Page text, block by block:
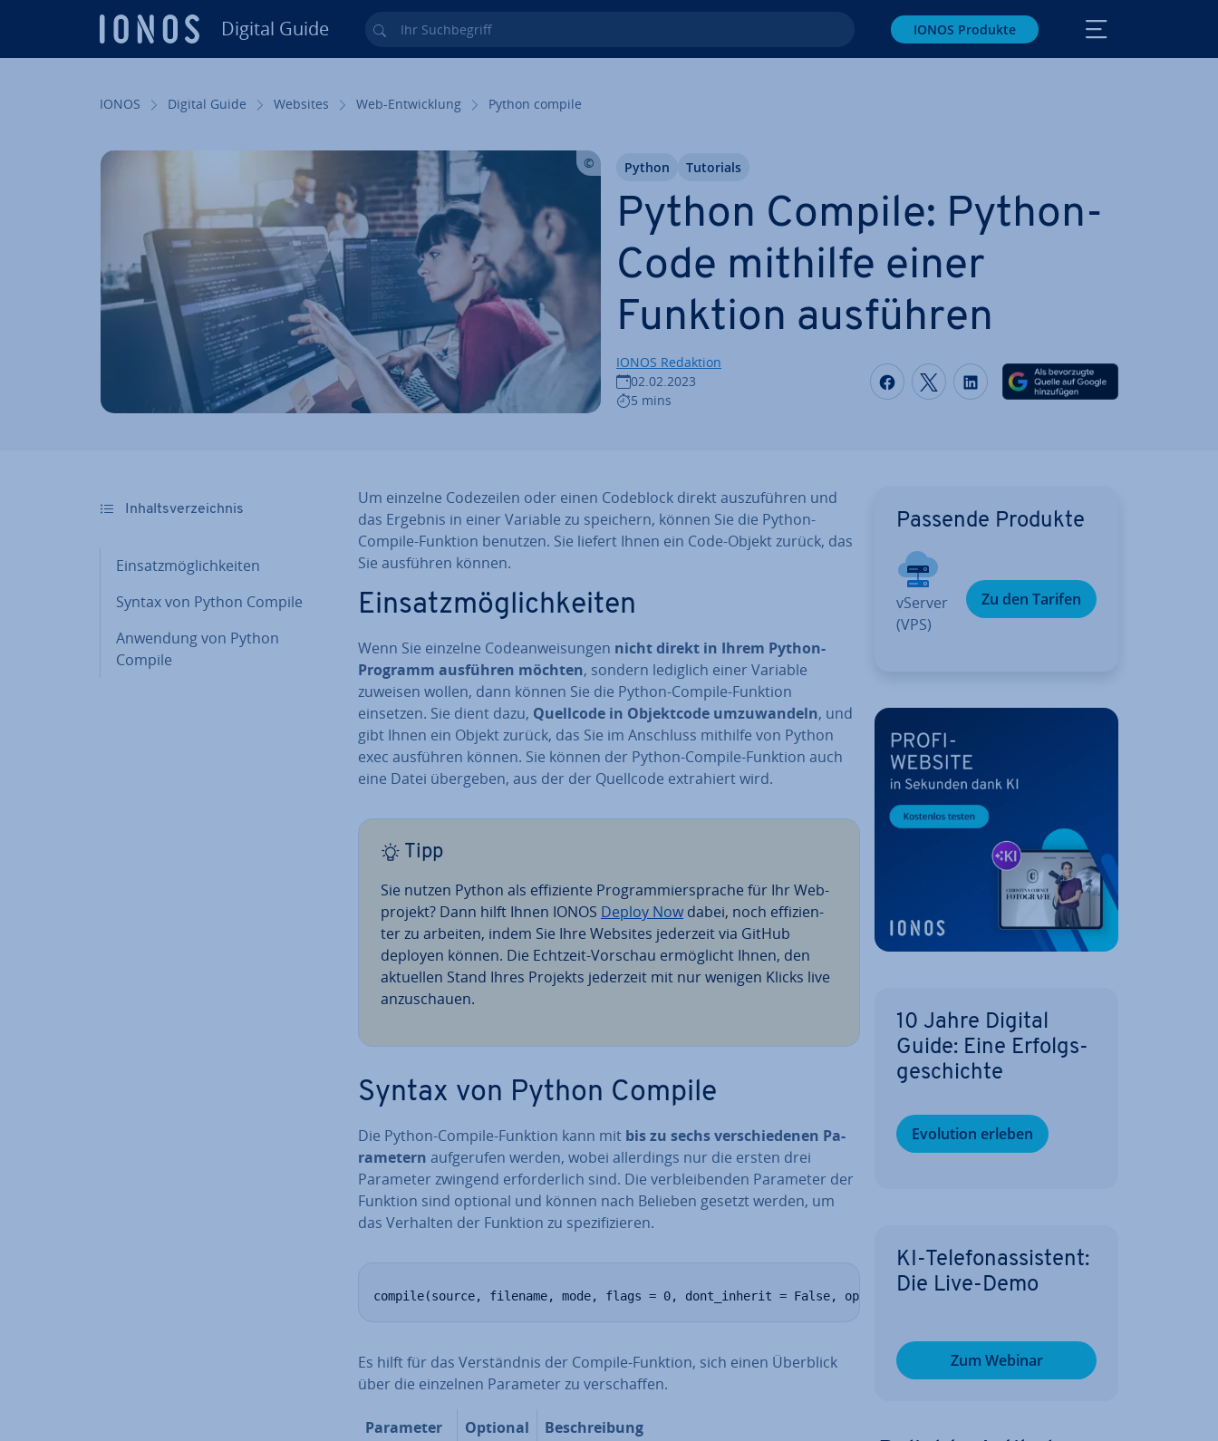
Digital Guide Ihr Such­be­griff IONOS Produkte
IONOS Digital Guide Websites Web-Ent­wick­lung Python compile
Python Compile: Python-
Code mithilfe einer
Funktion ausführen
IONOS Redaktion
02.02.2023
5 mins
Auf Facebook teilen
Auf Twitter teilen
Auf LinkedIn teilen
Python Tutorials
In­halts­ver­zeich­nis
Ein­satz­mög­lich­kei­ten
Syntax von Python Compile
Anwendung von Python
Compile
Um einzelne Code­zei­len oder einen Codeblock direkt aus­zu­füh­ren und
das Ergebnis in einer Variable zu speichern, können Sie die Python-
Compile-Funktion benutzen. Sie liefert Ihnen ein Code-Objekt zurück, das
Sie ausführen können.
Ein­satz­mög­lich­kei­ten
Wenn Sie einzelne Code­an­wei­sun­gen nicht direkt in Ihrem Python-
Programm ausführen möchten, sondern lediglich einer Variable
zuweisen wollen, dann können Sie die Python-Compile-Funktion
einsetzen. Sie dient dazu, Quellcode in Ob­jekt­code um­zu­wan­deln, und
gibt Ihnen ein Objekt zurück, das Sie im Anschluss mithilfe von Python
exec ausführen können. Sie können der Python-Compile-Funktion auch
eine Datei übergeben, aus der der Quellcode ex­tra­hiert wird.
Tipp
Sie nutzen Python als ef­fi­zi­en­te Pro­gram­mier­spra­che für Ihr Web­
pro­jekt? Dann hilft Ihnen IONOS Deploy Now dabei, noch ef­fi­zi­en­
ter zu arbeiten, indem Sie Ihre Websites jederzeit via GitHub
deployen können. Die Echtzeit-Vorschau er­mög­licht Ihnen, den
aktuellen Stand Ihres Projekts jederzeit mit nur wenigen Klicks live
an­zu­schau­en.
Syntax von Python Compile
Die Python-Compile-Funktion kann mit bis zu sechs ver­schie­de­nen Pa­
ra­me­tern auf­ge­ru­fen werden, wobei al­ler­dings nur die ersten drei
Parameter zwingend er­for­der­lich sind. Die ver­blei­ben­den Parameter der
Funktion sind optional und können nach Belieben gesetzt werden, um
das Verhalten der Funktion zu spe­zi­fi­zie­ren.
compile(source, filename, mode, flags = 0, dont_inherit = False, optimize = -1)
Es hilft für das Ver­ständ­nis der Compile-Funktion, sich einen Überblick
über die einzelnen Parameter zu ver­schaf­fen.
Parameter Optional
Be­schrei­bung
Passende Produkte
vServer
(VPS)
Zu den Tarifen
10 Jahre Digital
Guide: Eine Er­folgs­
ge­schich­te
Evolution erleben
KI-Te­le­fon­as­sis­tent:
Die Live-Demo
Zum Webinar